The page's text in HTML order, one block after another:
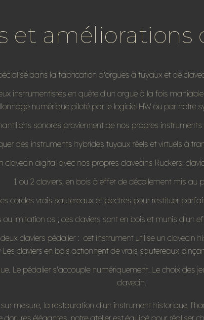
et améliorations
dans la fabrication d'orgues à tuyaux et de
instrumentistes en quête d'un orgue à la fois
numérique piloté par le logiciel HW ou par notre
sonores proviennent de nos propres
des instruments hybrides tuyaux réels et virtuels à
digital avec nos propres clavecins Ruckers,
1 ou 2 claviers, en bois à effet de décollement mis au
cordes vrais sautereaux et plectres pour restituer
ou imitation os ; ces claviers sont en bois et munis d'un
claviers pédalier : cet instrument utilise un clavecin
Les claviers en bois actionnent de vrais sautereaux
Le pédalier s'accouple numériquement. Le choix des
clavecin.
mesure, la restauration d'un instrument historique,
élégantes, notre atelier est équipé pour réaliser